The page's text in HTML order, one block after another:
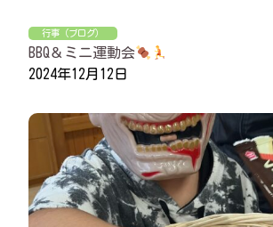
行事（ブログ）
BBQ＆ミニ運動会
2024年12月12日